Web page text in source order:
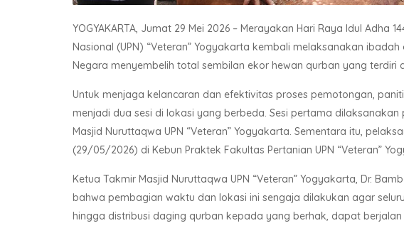
YOGYAKARTA, Jumat 29 Mei 2026 – Merayakan Hari Raya Idul Adha
Nasional (UPN) “Veteran” Yogyakarta kembali melaksanakan
Negara menyembelih total sembilan ekor hewan qurban yang terdiri
Untuk menjaga kelancaran dan efektivitas proses pemotongan,
menjadi dua sesi di lokasi yang berbeda. Sesi pertama
Masjid Nuruttaqwa UPN “Veteran” Yogyakarta. Sementara itu,
(29/05/2026) di Kebun Praktek Fakultas Pertanian UPN “Veteran”
Ketua Takmir Masjid Nuruttaqwa UPN “Veteran” Yogyakarta, Dr.
bahwa pembagian waktu dan lokasi ini sengaja dilakukan agar
hingga distribusi daging qurban kepada yang berhak, dapat